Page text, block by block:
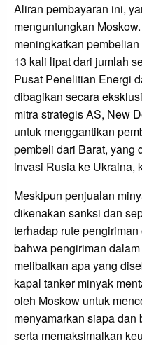
Aliran pembayaran ini,
menguntungkan
meningkatkan
13 kali lipat dari jumlah
Pusat Penelitian Energi
dibagikan secara
mitra strategis AS, New
untuk menggantikan
pembeli dari Barat, yang
invasi Rusia ke Ukraina,
Meskipun penjualan
dikenakan sanksi dan
terhadap rute
bahwa pengiriman
melibatkan apa yang
kapal tanker minyak
oleh Moskow untuk
menyamarkan siapa dan
serta memaksimalkan